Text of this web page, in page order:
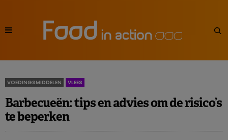
VOEDINGSMIDDELEN VLEES
Barbecueën: tips en advies om de risico’s
te beperken